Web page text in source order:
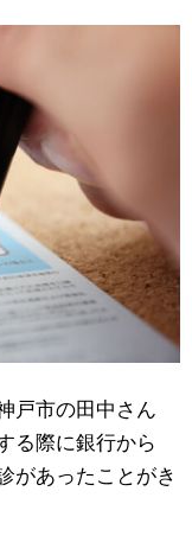
戸市の田中さん
る際に銀行から
があったことがき